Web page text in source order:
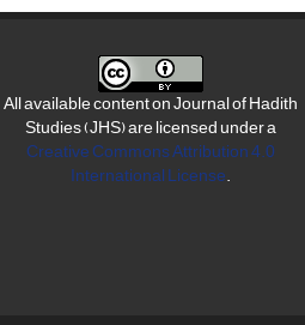
All available content on Journal of Hadith
Studies (JHS) are licensed under a
Creative Commons Attribution 4.0
International License.